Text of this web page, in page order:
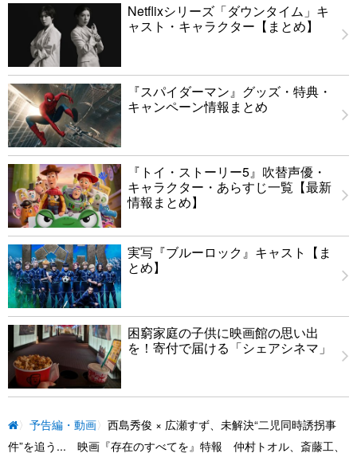
Netflixシリーズ「ダウンタイム」キ
ャスト・キャラクター【まとめ】
『スパイダーマン』グッズ・特典・
キャンペーン情報まとめ
『トイ・ストーリー5』吹替声優・
キャラクター・あらすじ一覧【最新
情報まとめ】
実写『ブルーロック』キャスト【ま
とめ】
困窮家庭の子供に映画館の思い出
を！寄付で届ける「シェアシネマ」
予告編・動画
西島秀俊 × 広瀬すず、未解決“二児同時誘拐事
件”を追う... 映画『存在のすべてを』特報 仲村トオル、斎藤工、